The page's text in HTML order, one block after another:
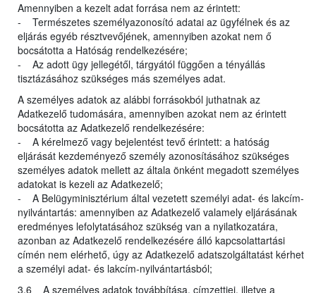
Amennyiben a kezelt adat forrása nem az érintett:
- Természetes személyazonosító adatai az ügyfélnek és az
eljárás egyéb résztvevőjének, amennyiben azokat nem ő
bocsátotta a Hatóság rendelkezésére;
- Az adott ügy jellegétől, tárgyától függően a tényállás
tisztázásához szükséges más személyes adat.
A személyes adatok az alábbi forrásokból juthatnak az
Adatkezelő tudomására, amennyiben azokat nem az érintett
bocsátotta az Adatkezelő rendelkezésére:
- A kérelmező vagy bejelentést tevő érintett: a hatóság
eljárását kezdeményező személy azonosításához szükséges
személyes adatok mellett az általa önként megadott személyes
adatokat is kezeli az Adatkezelő;
- A Belügyminisztérium által vezetett személyi adat- és lakcím-
nyilvántartás: amennyiben az Adatkezelő valamely eljárásának
eredményes lefolytatásához szükség van a nyilatkozatára,
azonban az Adatkezelő rendelkezésére álló kapcsolattartási
címén nem elérhető, úgy az Adatkezelő adatszolgáltatást kérhet
a személyi adat- és lakcím-nyilvántartásból;
3.6 A személyes adatok továbbítása, címzettjei, illetve a